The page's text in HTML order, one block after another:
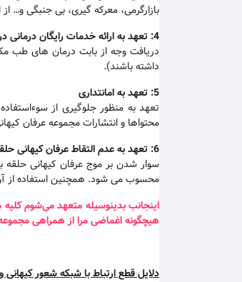
بازارگرمی، معرکه گیری، بی جنبگی و…
4: تعهد به ارائه خدمات رایگان درمانی
دریافت وجه از بابت درمان های طب
داشته باشند).
5: تعهد به امانتداری
تعهد به منظور جلوگیری از
محتواها و انتشارات مجموعه عرفان
6: تعهد به عدم التقاط عرفان کیهانی
سوار شدن بر موج عرفان کیهانی حلقه
محسوب می شود. همچنین استفاده از
اینجانب بدینوسیله متعهد می‌شوم
هیچگونه اغماضی مرا از همراهی
دلایل قطع ارتباط با شبکه شعور کیهانی